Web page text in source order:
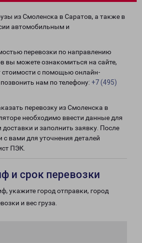
из Смоленска в Саратов, а также в
автомобильным и
перевозки по направлению
вы можете ознакомиться на сайте,
стоимости с помощью онлайн-
нам по телефону: +7 (495)
перевозку из Смоленска в
необходимо ввести данные для
доставки и заполнить заявку. После
с вами для уточнения деталей
ПЭК.
и срок перевозки
укажите город отправки, город
и вес груза.